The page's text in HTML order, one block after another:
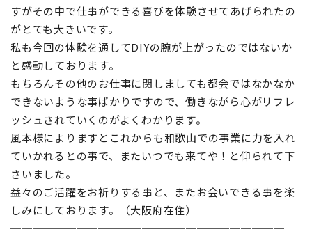
すがその中で仕事ができる喜びを体験させてあげられたの
がとても大きいです。
私も今回の体験を通してDIYの腕が上がったのではないか
と感動しております。
もちろんその他のお仕事に関しましても都会ではなかなか
できないような事ばかりですので、働きながら心がリフレ
ッシュされていくのがよくわかります。
風本様によりますとこれからも和歌山での事業に力を入れ
ていかれるとの事で、またいつでも来てや！と仰られて下
さいました。
益々のご活躍をお祈りする事と、またお会いできる事を楽
しみにしております。（大阪府在住）
─────────────────────────